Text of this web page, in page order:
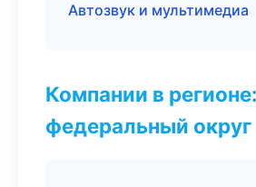
Автозвук и мультимедиа
Компании в
федеральный округ